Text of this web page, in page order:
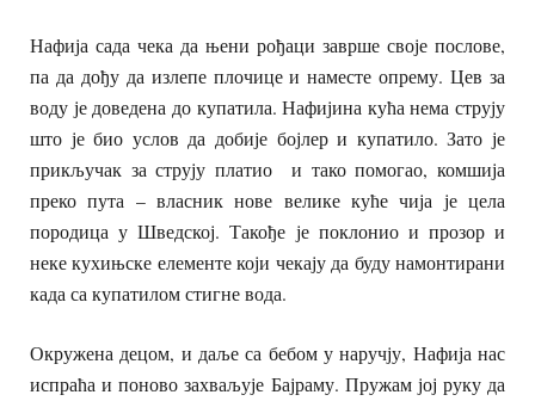
Нафија сада чека да њени рођаци заврше своје послове,
па да дођу да излепе плочице и наместе опрему. Цев за
воду је доведена до купатила. Нафијина кућа нема струју
што је био услов да добије бојлер и купатило. Зато је
прикључак за струју платио и тако помогао, комшија
преко пута – власник нове велике куће чија је цела
породица у Шведској. Такође је поклонио и прозор и
неке кухињске елементе који чекају да буду намонтирани
када са купатилом стигне вода.
Окружена децом, и даље са бебом у наручју, Нафија нас
испраћа и поново захваљује Бајраму. Пружам јој руку да